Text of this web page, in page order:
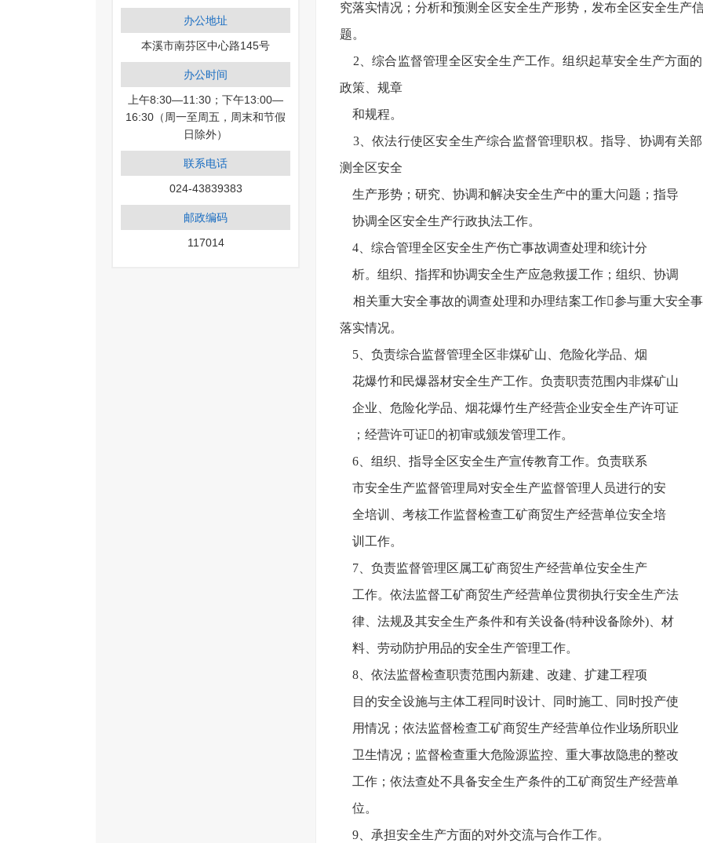
办公地址
本溪市南芬区中心路145号
办公时间
上午8:30—11:30；下午13:00—
16:30（周一至周五，周末和节假
日除外）
联系电话
024-43839383
邮政编码
117014
究落实情况；分析和预测全区安全生产形势，发布全区安全生产
题。
2、综合监督管理全区安全生产工作。组织起草安全生产方面
政策、规章
‎ 和规程。
3、依法行使区安全生产综合监督管理职权。指导、协调有关
测全区安全
‎ 生产形势；研究、协调和解决安全生产中的重大问题；指导
‎ 协调全区安全生产行政执法工作。
‎ 4、综合管理全区安全生产伤亡事故调查处理和统计分
‎ 析。组织、指挥和协调安全生产应急救援工作；组织、协调
相关重大安全事故的调查处理和办理结案工作参与重大安全
落实情况。
‎ 5、负责综合监督管理全区非煤矿山、危险化学品、烟
‎ 花爆竹和民爆器材安全生产工作。负责职责范围内非煤矿山
‎ 企业、危险化学品、烟花爆竹生产经营企业安全生产许可证
‎ ；经营许可证的初审或颁发管理工作。
‎ 6、组织、指导全区安全生产宣传教育工作。负责联系
‎ 市安全生产监督管理局对安全生产监督管理人员进行的安
‎ 全培训、考核工作监督检查工矿商贸生产经营单位安全培
‎ 训工作。
‎ 7、负责监督管理区属工矿商贸生产经营单位安全生产
‎ 工作。依法监督工矿商贸生产经营单位贯彻执行安全生产法
‎ 律、法规及其安全生产条件和有关设备(特种设备除外)、材
‎ 料、劳动防护用品的安全生产管理工作。
‎ 8、依法监督检查职责范围内新建、改建、扩建工程项
‎ 目的安全设施与主体工程同时设计、同时施工、同时投产使
‎ 用情况；依法监督检查工矿商贸生产经营单位作业场所职业
‎ 卫生情况；监督检查重大危险源监控、重大事故隐患的整改
‎ 工作；依法查处不具备安全生产条件的工矿商贸生产经营单
‎ 位。
‎ 9、承担安全生产方面的对外交流与合作工作。